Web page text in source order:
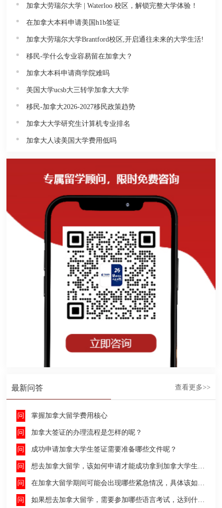
加拿大劳瑞尔大学 | Waterloo 校区，解锁完整大学体验！
在加拿大本科申请美国h1b签证
加拿大劳瑞尔大学Brantford校区,开启通往未来的大学生活!
移民-学什么专业容易留在加拿大？
加拿大本科申请商学院难吗
美国大学ucsb大三转学加拿大大学
移民-加拿大2026-2027移民政策趋势
加拿大大学研究生计算机专业排名
加拿大人读美国大学费用低吗
最新问答 查看更多>>
掌握加拿大留学费用核心
加拿大签证的办理流程是怎样的呢？
成功申请加拿大学生签证需要准备哪些文件呢？
想去加拿大留学，该如何申请才能成功拿到加拿大学生签证呢？
在加拿大留学期间可能会出现哪些紧急情况，具体该如何去处理这些紧急情况呢？
如果想去加拿大留学，需要参加哪些语言考试，达到什么水平才能申请呢？